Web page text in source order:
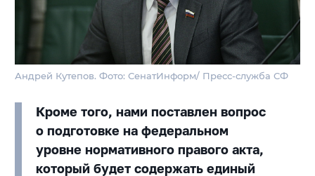
Андрей Кутепов. Фото: СенатИнформ/ Пресс-служба СФ
Кроме того, нами поставлен вопрос
о подготовке на федеральном
уровне нормативного правого акта,
который будет содержать единый